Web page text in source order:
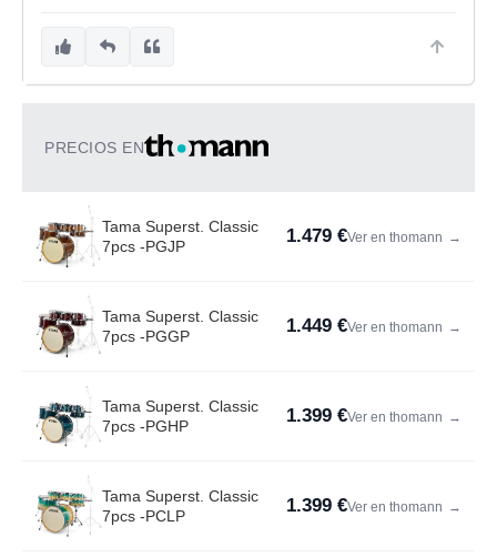
PRECIOS EN
Tama Superst. Classic
7pcs -PGJP
1.479 €Ver en thomann →
Tama Superst. Classic
7pcs -PGGP
1.449 €Ver en thomann →
Tama Superst. Classic
7pcs -PGHP
1.399 €Ver en thomann →
Tama Superst. Classic
7pcs -PCLP
1.399 €Ver en thomann →